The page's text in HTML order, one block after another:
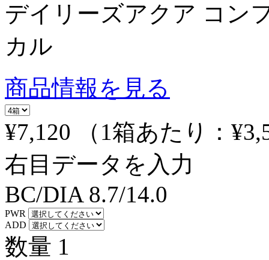
デイリーズアクア コン
カル
商品情報を見る
¥7,120
（1箱あたり：
右目データを入力
BC/DIA 8.7/14.0
PWR
ADD
数量 1